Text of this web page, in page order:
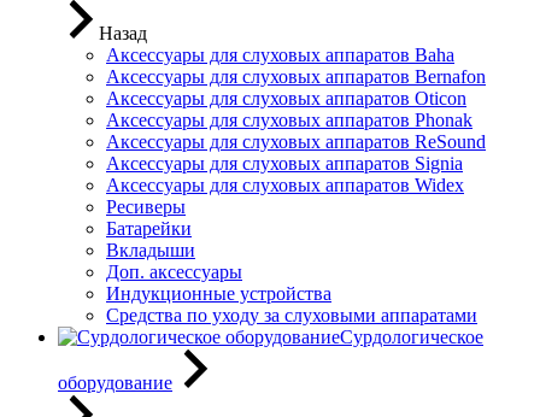
Назад
Аксессуары для слуховых аппаратов Baha
Аксессуары для слуховых аппаратов Bernafon
Аксессуары для слуховых аппаратов Oticon
Аксессуары для слуховых аппаратов Phonak
Аксессуары для слуховых аппаратов ReSound
Аксессуары для слуховых аппаратов Signia
Аксессуары для слуховых аппаратов Widex
Ресиверы
Батарейки
Вкладыши
Доп. аксессуары
Индукционные устройства
Средства по уходу за слуховыми аппаратами
Сурдологическое
оборудование